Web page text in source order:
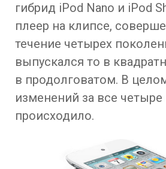
гибрид iPod Nano и iPod
плеер на клипсе,
течение четырех
выпускался то в
в продолговатом. В
изменений за все четыре
происходило.